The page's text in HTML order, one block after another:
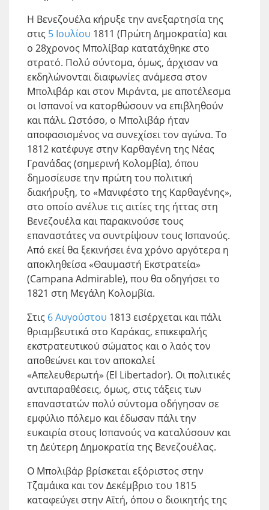
H Βενεζουέλα κήρυξε την ανεξαρτησία της
στις 5 Ιουλίου 1811 (Πρώτη Δημοκρατία) και
ο 28χρονος Μπολίβαρ κατατάχθηκε στο
στρατό. Πολύ σύντομα, όμως, άρχισαν να
εκδηλώνονται διαφωνίες ανάμεσα στον
Μπολιβάρ και στον Μιράντα, με αποτέλεσμα
οι Ισπανοί να κατορθώσουν να επιβληθούν
και πάλι. Ωστόσο, ο Μπολιβάρ ήταν
αποφασισμένος να συνεχίσει τον αγώνα. Το
1812 κατέφυγε στην Καρθαγένη της Νέας
Γρανάδας (σημερινή Κολομβία), όπου
δημοσίευσε την πρώτη του πολιτική
διακήρυξη, το «Μανιφέστο της Καρθαγένης»,
στο οποίο ανέλυε τις αιτίες της ήττας στη
Βενεζουέλα και παρακινούσε τους
επαναστάτες να συντρίψουν τους Ισπανούς.
Από εκεί θα ξεκινήσει ένα χρόνο αργότερα η
αποκληθείσα «Θαυμαστή Εκστρατεία»
(Campana Admirable), που θα οδηγήσει το
1821 στη Μεγάλη Κολομβία.
Στις 6 Αυγούστου 1813 εισέρχεται και πάλι
θριαμβευτικά στο Καράκας, επικεφαλής
εκστρατευτικού σώματος και ο λαός τον
αποθεώνει και τον αποκαλεί
«Απελευθερωτή» (El Libertador). Οι πολιτικές
αντιπαραθέσεις, όμως, στις τάξεις των
επαναστατών πολύ σύντομα οδήγησαν σε
εμφύλιο πόλεμο και έδωσαν πάλι την
ευκαιρία στους Ισπανούς να καταλύσουν και
τη Δεύτερη Δημοκρατία της Βενεζουέλας.
Ο Μπολιβάρ βρίσκεται εξόριστος στην
Τζαμάικα και τον Δεκέμβριο του 1815
καταφεύγει στην Αϊτή, όπου ο διοικητής της